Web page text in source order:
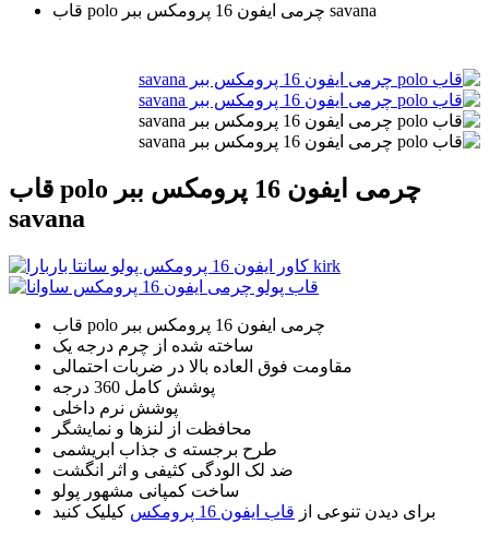
قاب polo چرمی ایفون 16 پرومکس ببر savana
قاب polo چرمی ایفون 16 پرومکس ببر
savana
قاب polo چرمی ایفون 16 پرومکس ببر
ساخته شده از چرم درجه یک
مقاومت فوق العاده بالا در ضربات احتمالی
پوشش کامل 360 درجه
پوشش نرم داخلی
محافظت از لنزها و نمایشگر
طرح برجسته ی جذاب ابریشمی
ضد لک الودگی کثیفی و اثر انگشت
ساخت کمپانی مشهور پولو
برای دیدن تنوعی از قاب ایفون 16 پرومکس کیلیک کنید